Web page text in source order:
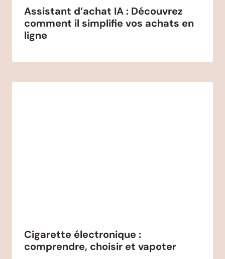
Assistant d’achat IA : Découvrez
comment il simplifie vos achats en
ligne
Cigarette électronique :
comprendre, choisir et vapoter